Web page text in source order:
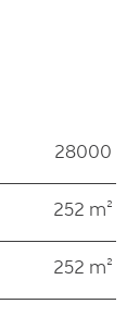
28000
252 m²
252 m²